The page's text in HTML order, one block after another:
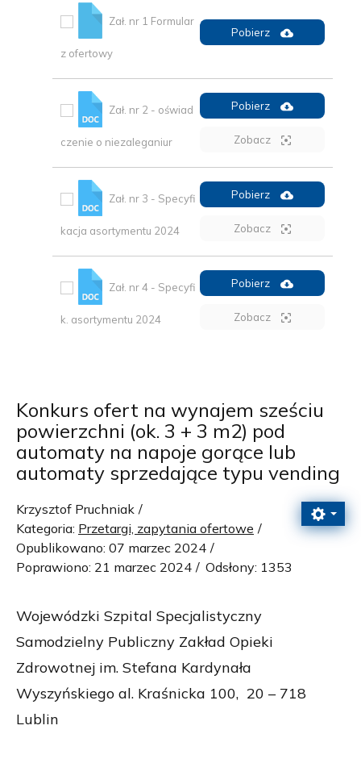
Zał. nr 1 Formular
z ofertowy
Pobierz
Zał. nr 2 - oświad
czenie o niezaleganiur
Pobierz
Zobacz
Zał. nr 3 - Specyfi
kacja asortymentu 2024
Pobierz
Zobacz
Zał. nr 4 - Specyfi
k. asortymentu 2024
Pobierz
Zobacz
Konkurs ofert na wynajem sześciu
powierzchni (ok. 3 + 3 m2) pod
automaty na napoje gorące lub
automaty sprzedające typu vending
Krzysztof Pruchniak
Kategoria: Przetargi, zapytania ofertowe
Opublikowano: 07 marzec 2024
Poprawiono: 21 marzec 2024
Odsłony: 1353
Wojewódzki Szpital Specjalistyczny
Samodzielny Publiczny Zakład Opieki
Zdrowotnej im. Stefana Kardynała
Wyszyńskiego al. Kraśnicka 100, 20 – 718
Lublin